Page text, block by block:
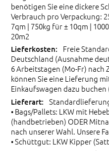
benötigen Sie eine dickere
Verbrauch pro Verpackung:
7qm | 750kg für ± 10qm |
20m2
Freie
Deutschland (Ausnahme
6 Arbeitstagen (Mo-Fr) nach
können Sie eine Lieferung
Einkaufswagen dazu buchen
• Bags/Pallets: LKW mit
(handbetrieben) ODER
nach unserer Wahl. Unsere
• Schüttgut: LKW Kipper